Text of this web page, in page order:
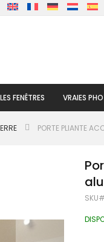
LES FENÊTRES VRAIES
PORTE PLIANTE
SKU